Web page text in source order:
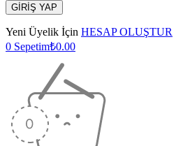
Yeni Üyelik İçin HESAP OLUŞTUR
0 Sepetim₺0.00